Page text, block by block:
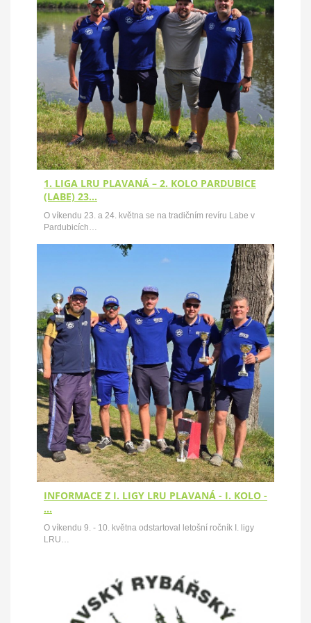
1. LIGA LRU PLAVANÁ – 2. KOLO PARDUBICE
(LABE) 23…
O víkendu 23. a 24. května se na tradičním revíru Labe v
Pardubicích…
INFORMACE Z I. LIGY LRU PLAVANÁ - I. KOLO -
…
O víkendu 9. - 10. května odstartoval letošní ročník I. ligy
LRU…